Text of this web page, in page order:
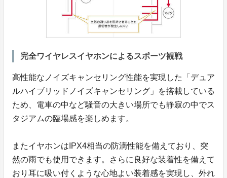
完全ワイヤレスイヤホンによるスポーツ観戦
高性能なノイズキャンセリング性能を実現した「デュア
ルハイブリッドノイズキャンセリング」を搭載している
ため、電車の中など騒音の大きい場所でも静寂の中でス
タジアムの臨場感を楽しめます。
またイヤホンはIPX4相当の防滴性能を備えており、突
然の雨でも使用できます。さらに良好な装着性を備えて
おり耳に吸い付くような心地よい装着感を実現し、外れ